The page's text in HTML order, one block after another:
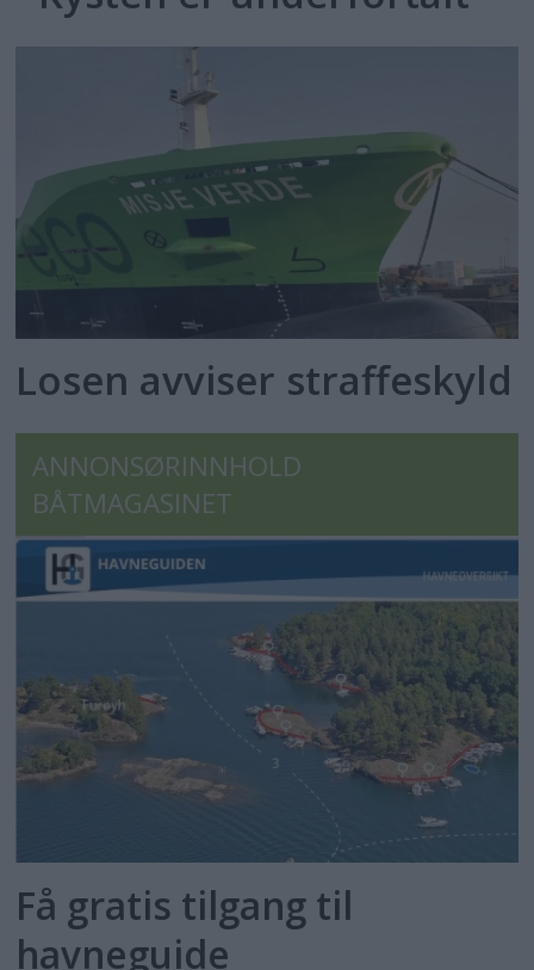
Losen avviser straffeskyld
ANNONSØRINNHOLD
BÅTMAGASINET
Få gratis tilgang til
havneguide